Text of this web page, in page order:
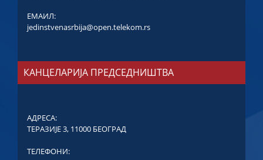
ЕМАИЛ:
jedinstvenasrbija@open.telekom.rs
КАНЦЕЛАРИЈА ПРЕДСЕДНИШТВА
АДРЕСА:
ТЕРАЗИЈЕ 3, 11000 БЕОГРАД
ТЕЛЕФОНИ: